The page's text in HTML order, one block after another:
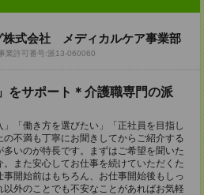
株式会社 メディカルケア事業部
業許可番号:派13-060060
をサポート＊介護職専門の派
」「働き方を選びたい」「正社員を目指し
不満も丁寧にお聞きしてからご紹介する
いのが特長です。まずはご希望を聞いた
また安心してお仕事を続けていただくた
開始前はもちろん、お仕事開始後もしっ
外のことでも不安なことがあればお気軽